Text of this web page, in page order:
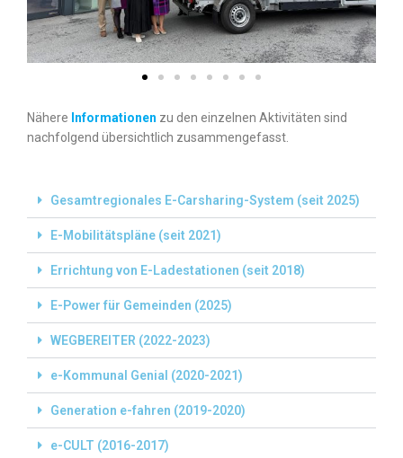
Nähere Informationen zu den einzelnen Aktivitäten sind
nachfolgend übersichtlich zusammengefasst.
Gesamtregionales E-Carsharing-System (seit 2025)
E-Mobilitätspläne (seit 2021)
Errichtung von E-Ladestationen (seit 2018)
E-Power für Gemeinden (2025)
WEGBEREITER (2022-2023)
e-Kommunal Genial (2020-2021)
Generation e-fahren (2019-2020)
e-CULT (2016-2017)